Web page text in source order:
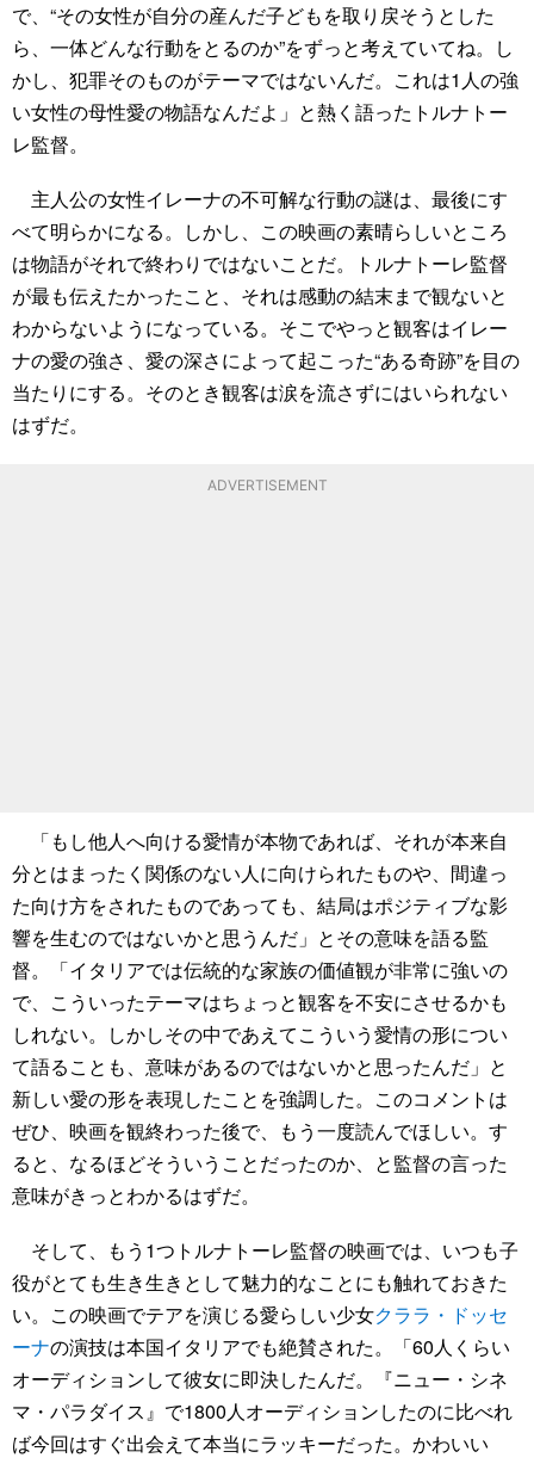
で、“その女性が自分の産んだ子どもを取り戻そうとした
ら、一体どんな行動をとるのか”をずっと考えていてね。し
かし、犯罪そのものがテーマではないんだ。これは1人の強
い女性の母性愛の物語なんだよ」と熱く語ったトルナトー
レ監督。
主人公の女性イレーナの不可解な行動の謎は、最後にす
べて明らかになる。しかし、この映画の素晴らしいところ
は物語がそれで終わりではないことだ。トルナトーレ監督
が最も伝えたかったこと、それは感動の結末まで観ないと
わからないようになっている。そこでやっと観客はイレー
ナの愛の強さ、愛の深さによって起こった“ある奇跡”を目の
当たりにする。そのとき観客は涙を流さずにはいられない
はずだ。
ADVERTISEMENT
「もし他人へ向ける愛情が本物であれば、それが本来自
分とはまったく関係のない人に向けられたものや、間違っ
た向け方をされたものであっても、結局はポジティブな影
響を生むのではないかと思うんだ」とその意味を語る監
督。「イタリアでは伝統的な家族の価値観が非常に強いの
で、こういったテーマはちょっと観客を不安にさせるかも
しれない。しかしその中であえてこういう愛情の形につい
て語ることも、意味があるのではないかと思ったんだ」と
新しい愛の形を表現したことを強調した。このコメントは
ぜひ、映画を観終わった後で、もう一度読んでほしい。す
ると、なるほどそういうことだったのか、と監督の言った
意味がきっとわかるはずだ。
そして、もう1つトルナトーレ監督の映画では、いつも子
役がとても生き生きとして魅力的なことにも触れておきた
い。この映画でテアを演じる愛らしい少女クララ・ドッセ
ーナの演技は本国イタリアでも絶賛された。「60人くらい
オーディションして彼女に即決したんだ。『ニュー・シネ
マ・パラダイス』で1800人オーディションしたのに比べれ
ば今回はすぐ出会えて本当にラッキーだった。かわいい